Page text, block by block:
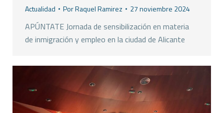
Actualidad PorRaquel Ramirez 27 noviembre 2024
APÚNTATE Jornada de sensibilización en materia
de inmigración y empleo en la ciudad de Alicante